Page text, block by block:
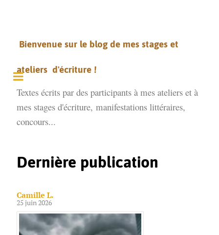
Bienvenue sur le blog de mes stages et
ateliers d'écriture !
Textes écrits par des participants à mes ateliers et à
mes stages d'écriture, manifestations littéraires,
concours...
Dernière publication
Camille L.
25 juin 2026